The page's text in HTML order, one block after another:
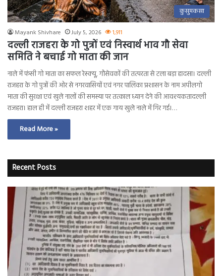
कुसुमकसा
Mayank Shivhare July 5, 2026 1,911
दल्ली राजहरा के गो पुत्रों एवं निस्वार्थ भाव गौ सेवा
समिति ने बचाई गो माता की जान
नाले में फंसी गो माता का सफल रेस्क्यू, गौसेवकों की तत्परता से टला बड़ा हादसा। दल्ली
राजहरा के गो पुत्रों की ओर से नगरवासियों एवं नगर पालिका प्रशासन के नाम अपीलगो
माता की सुरक्षा एवं खुले नालों की समस्या पर तत्काल ध्यान देने की आवश्यकतादल्ली
राजहरा। हाल ही में दल्ली राजहरा शहर में एक गाय खुले नाले में गिर गई।…
Read More »
Recent Posts